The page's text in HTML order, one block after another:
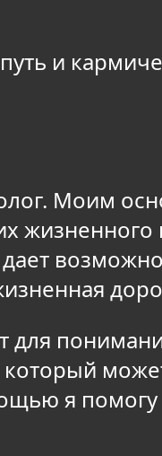
и
Моим
жизненного
для
я